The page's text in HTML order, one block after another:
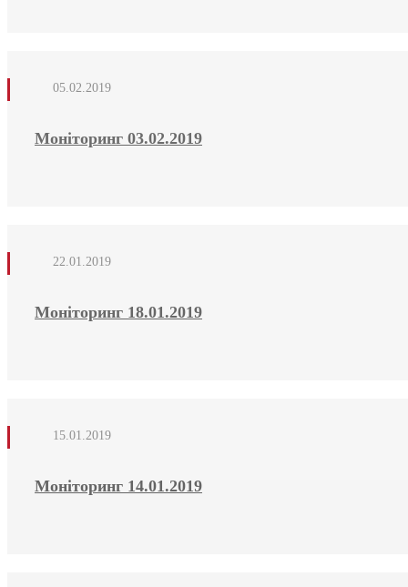
05.02.2019
Моніторинг 03.02.2019
22.01.2019
Моніторинг 18.01.2019
15.01.2019
Моніторинг 14.01.2019